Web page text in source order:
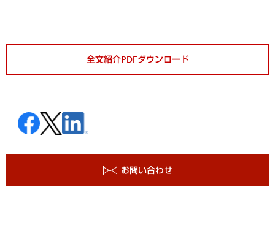
全文紹介PDFダウンロード
お問い合わせ